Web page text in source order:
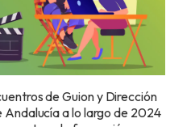
de Guion y Dirección
a lo largo de 2024